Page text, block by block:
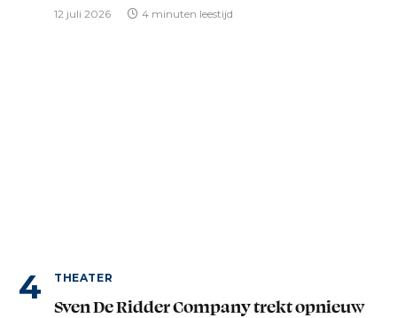
12 juli 2026 4 minuten leestijd
THEATER
Sven De Ridder Company trekt opnieuw